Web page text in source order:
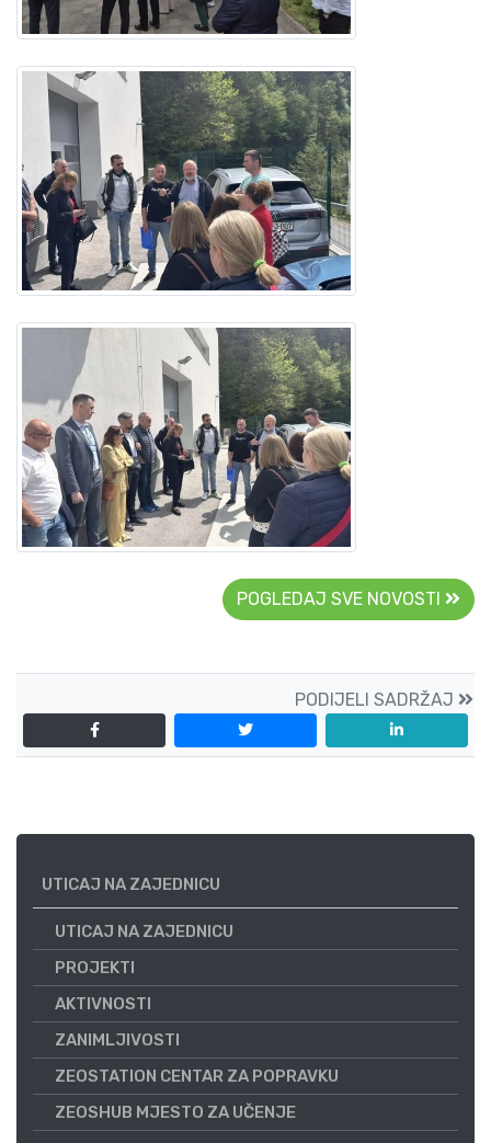
POGLEDAJ SVE NOVOSTI
PODIJELI SADRŽAJ
UTICAJ NA ZAJEDNICU
UTICAJ NA ZAJEDNICU
PROJEKTI
AKTIVNOSTI
ZANIMLJIVOSTI
ZEOSTATION CENTAR ZA POPRAVKU
ZEOSHUB MJESTO ZA UČENJE